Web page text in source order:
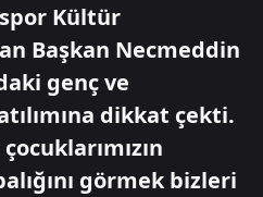
Kültür
Başkan Necmeddin
genç ve
dikkat çekti.
görmek bizleri